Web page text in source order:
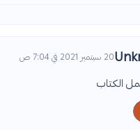
20 سبتمبر 2021 في 7:04 ص
الكتاب